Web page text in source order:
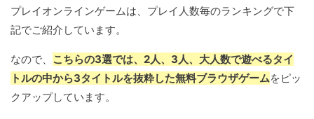
プレイオンラインゲームは、プレイ人数毎のランキングで下
記でご紹介しています。
なので、 こちらの3選では、2人、3人、大人数で遊べるタイ
トルの中から3タイトルを抜粋した無料ブラウザゲームをピッ
クアップしています。